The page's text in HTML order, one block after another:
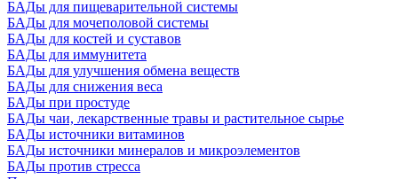
БАДы для пищеварительной системы
БАДы для мочеполовой системы
БАДы для костей и суставов
БАДы для иммунитета
БАДы для улучшения обмена веществ
БАДы для снижения веса
БАДы при простуде
БАДы чаи, лекарственные травы и растительное сырье
БАДы источники витаминов
БАДы источники минералов и микроэлементов
БАДы против стресса